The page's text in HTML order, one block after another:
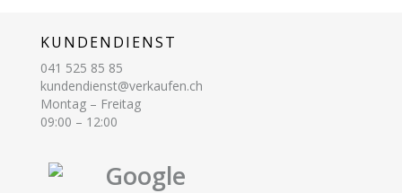
KUNDENDIENST
041 525 85 85
kundendienst@verkaufen.ch
Montag – Freitag
09:00 – 12:00
Google